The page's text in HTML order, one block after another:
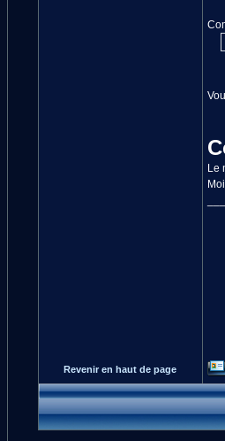
Le
Revenir en haut de page